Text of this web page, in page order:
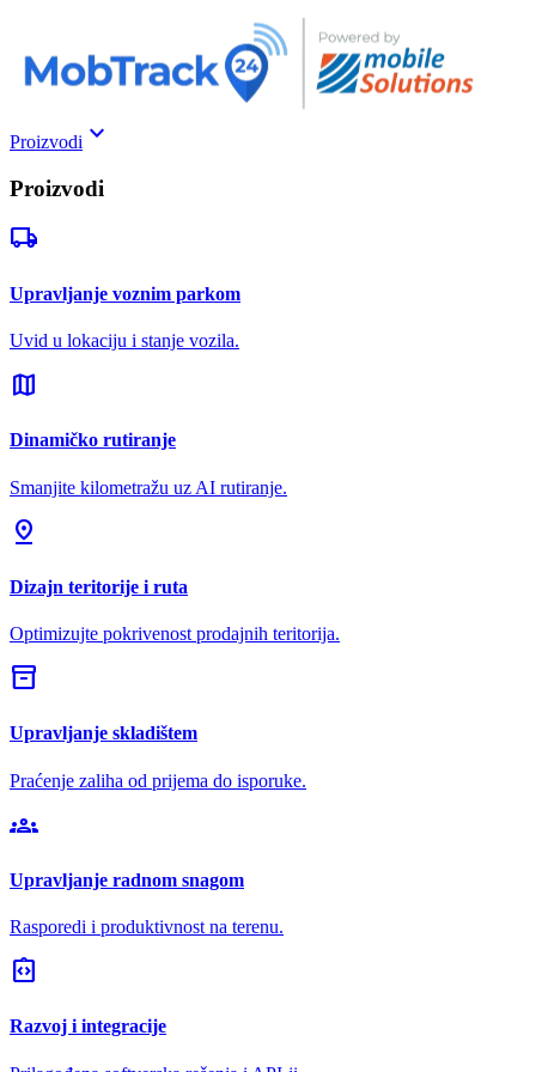
Proizvodi keyboard_arrow_down
Proizvodi
local_shipping
Upravljanje voznim parkom
Uvid u lokaciju i stanje vozila.
map
Dinamičko rutiranje
Smanjite kilometražu uz AI rutiranje.
pin_drop
Dizajn teritorije i ruta
Optimizujte pokrivenost prodajnih teritorija.
inventory_2
Upravljanje skladištem
Praćenje zaliha od prijema do isporuke.
groups
Upravljanje radnom snagom
Rasporedi i produktivnost na terenu.
integration_instructions
Razvoj i integracije